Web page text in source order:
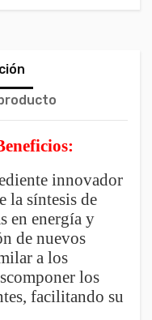
innovador
la síntesis de
en energía y
de nuevos
a los
los
facilitando su